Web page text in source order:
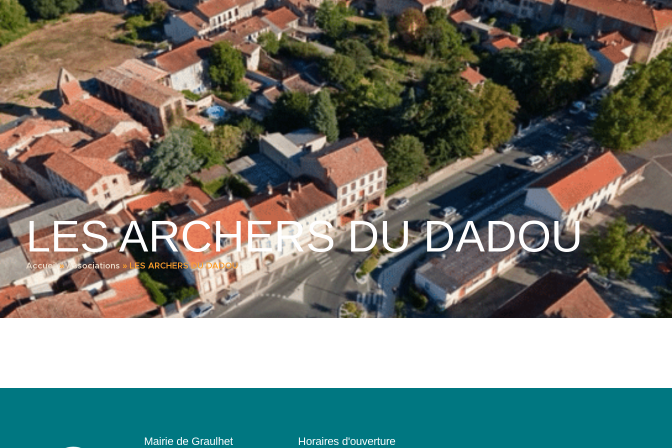
principal
Graulhet et le cuir Accueil Découvrir Graulhet Vie municipale Graulhet au quotidien Services pratiques 28 °C
LES ARCHERS DU DADOU
Accueil»Associations » LES ARCHERS DU DADOU
Mairie de Graulhet Horaires d'ouverture